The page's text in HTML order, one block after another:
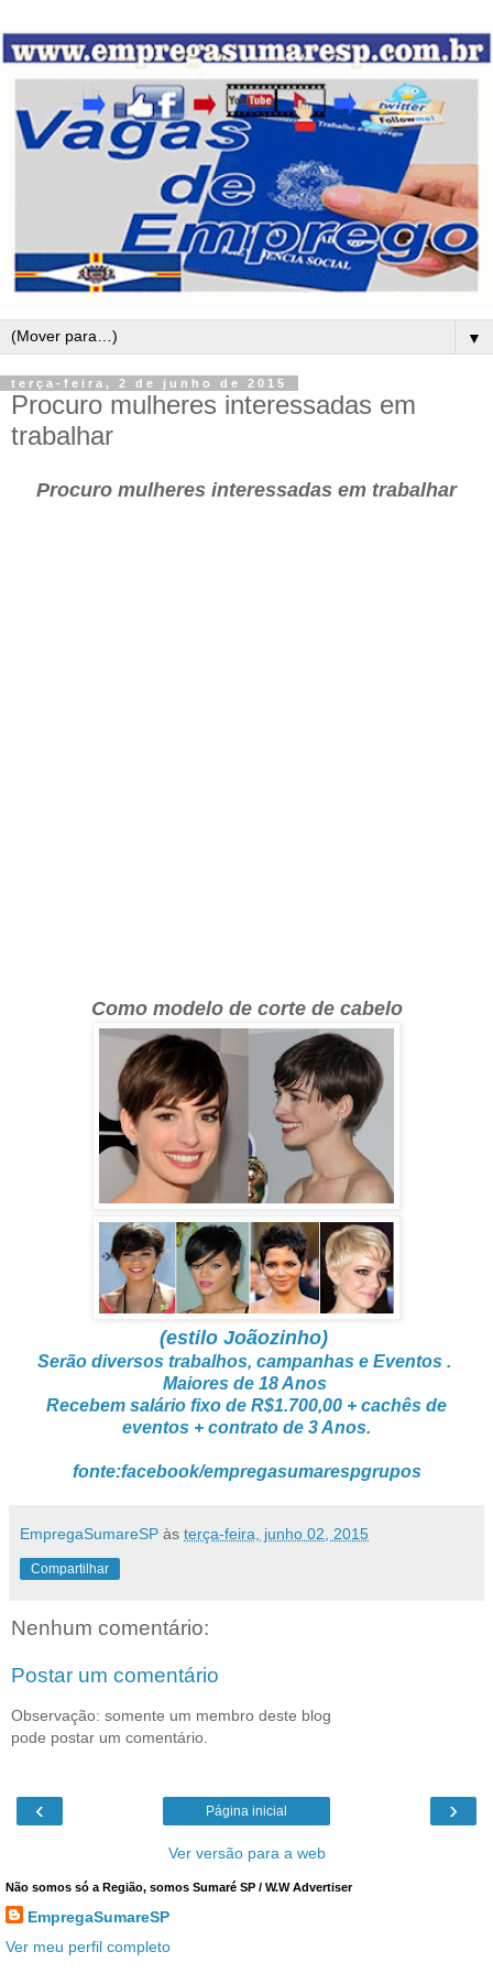
▼
terça-feira, 2 de junho de 2015
Procuro mulheres interessadas em
trabalhar
Procuro mulheres interessadas em trabalhar
Como modelo de corte de cabelo
(estilo Joãozinho)
Serão diversos trabalhos, campanhas e Eventos .
Maiores de 18 Anos
Recebem salário fixo de R$1.700,00 + cachês de
eventos + contrato de 3 Anos.
fonte:facebook/empregasumarespgrupos
EmpregaSumareSP às terça-feira, junho 02, 2015
Compartilhar
Nenhum comentário:
Postar um comentário
Observação: somente um membro deste blog
pode postar um comentário.
‹ ›
Página inicial
Ver versão para a web
Não somos só a Região, somos Sumaré SP / W.W Advertiser
EmpregaSumareSP
Ver meu perfil completo